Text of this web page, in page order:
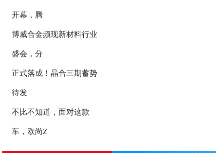
开幕，腾
博威合金频现新材料行业
盛会，分
正式落成！晶合三期蓄势
待发
不比不知道，面对这款
车，欧尚Z